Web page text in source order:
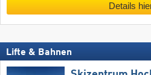
Details
Lifte & Bahnen